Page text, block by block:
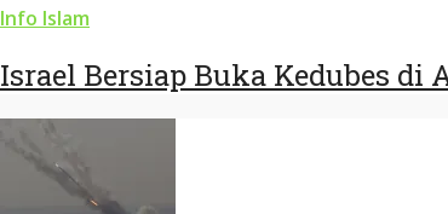
Info Islam
Israel Bersiap Buka Kedubes di